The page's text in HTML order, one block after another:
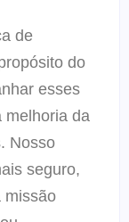
de
do
esses
melhoria da
Nosso
seguro,
missão